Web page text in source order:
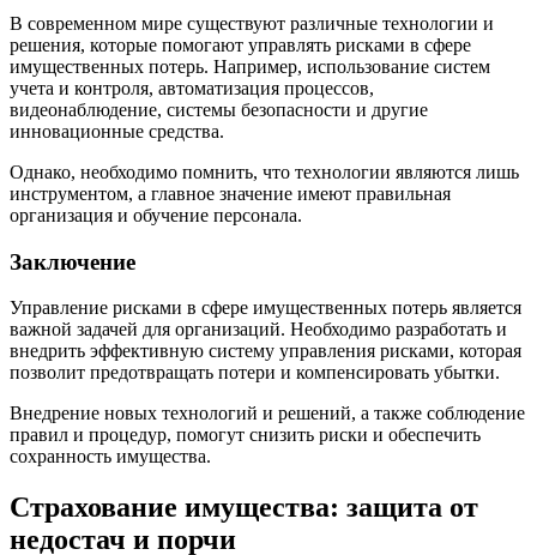
В современном мире существуют различные технологии и
решения, которые помогают управлять рисками в сфере
имущественных потерь. Например, использование систем
учета и контроля, автоматизация процессов,
видеонаблюдение, системы безопасности и другие
инновационные средства.
Однако, необходимо помнить, что технологии являются лишь
инструментом, а главное значение имеют правильная
организация и обучение персонала.
Заключение
Управление рисками в сфере имущественных потерь является
важной задачей для организаций. Необходимо разработать и
внедрить эффективную систему управления рисками, которая
позволит предотвращать потери и компенсировать убытки.
Внедрение новых технологий и решений, а также соблюдение
правил и процедур, помогут снизить риски и обеспечить
сохранность имущества.
Страхование имущества: защита от
недостач и порчи